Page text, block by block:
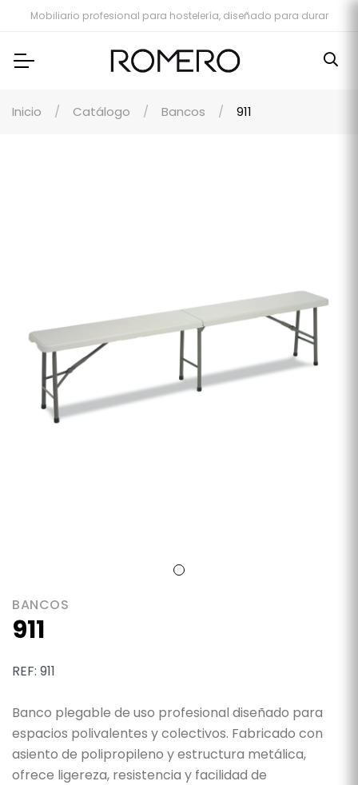
Mobiliario profesional para hostelería, diseñado para durar
Inicio Catálogo Bancos 911
BANCOS
911
REF: 911
Banco plegable de uso profesional diseñado para
espacios polivalentes y colectivos. Fabricado con
asiento de polipropileno y estructura metálica,
ofrece ligereza, resistencia y facilidad de